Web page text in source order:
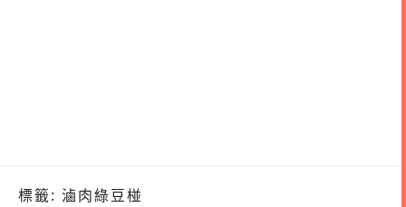
標籤: 滷肉綠豆椪